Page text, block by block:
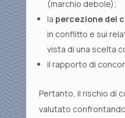
(marchio debole);
la percezione del
in conflitto e sui
vista di una scelta
il rapporto di
Pertanto, il rischio di
valutato